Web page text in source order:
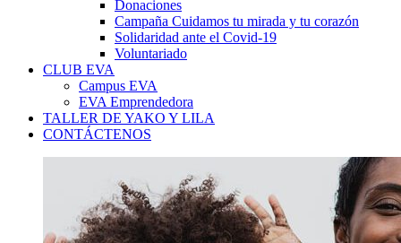
Donaciones
Campaña Cuidamos tu mirada y tu corazón
Solidaridad ante el Covid-19
Voluntariado
CLUB EVA
Campus EVA
EVA Emprendedora
TALLER DE YAKO Y LILA
CONTÁCTENOS